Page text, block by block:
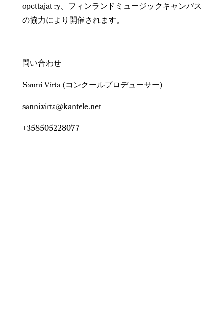
opettajat ry、フィンランドミュージックキャンパス
の協力により開催されます。
問い合わせ
Sanni Virta (コンクールプロデューサー)
sanni.virta@kantele.net
+358505228077